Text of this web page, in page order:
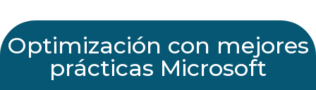
Optimización con mejores
prácticas Microsoft